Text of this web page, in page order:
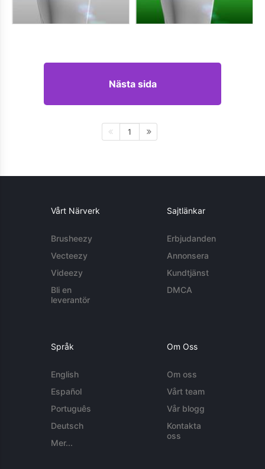
Nästa sida
1
Vårt Närverk
Brusheezy
Vecteezy
Videezy
Bli en
leverantör
Sajtlänkar
Erbjudanden
Annonsera
Kundtjänst
DMCA
Språk
English
Español
Português
Deutsch
Mer...
Om Oss
Om oss
Vårt team
Vår blogg
Kontakta
oss